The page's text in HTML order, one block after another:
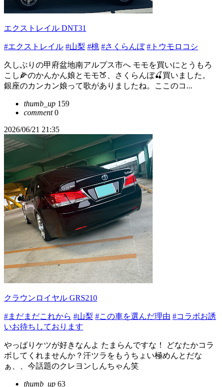
エクストレイル DNT31
#エクストレイル #山梨 #桃 #さくらんぼ #トウモロコシ
久しぶりの甲府盆地南アルプス市へ モモを買いにとうもろ
こし🌽のかんかん娘とモモ🍑、さくらんぼ🍒買いました。
銀座のカンカン娘って歌がありましたね。ここのコ...
thumb_up 159
comment0
2026/06/21 21:35
クラウンロイヤル GRS210
#まだまだこれから #山梨 #この車を選んだ理由 #コラボお誘
いお待ちしております
やっぱりケツが好きなんよ たまらんですな！ どなたかコラ
ボしてくれませんか？汗ツラをもうちょい極めんとだな
ぁ、、今話題のクレヨンしんちゃん笑
thumb_up 63